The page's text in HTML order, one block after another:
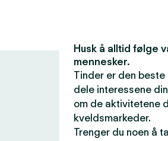
Husk å alltid følge
mennesker.
Tinder er den beste
dele interessene
om de aktivitetene
kveldsmarkeder.
Trenger du noen å